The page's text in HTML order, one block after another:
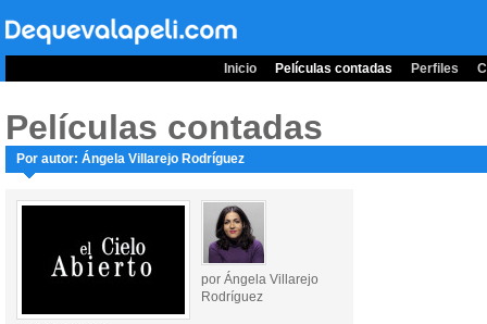
Inicio Películas contadas Perfiles
Películas contadas
Por autor: Ángela Villarejo Rodríguez
por Ángela Villarejo
Rodríguez